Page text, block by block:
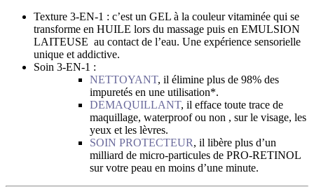
Texture 3-EN-1 : c’est un GEL à la couleur vitaminée qui se
transforme en HUILE lors du massage puis en EMULSION
LAITEUSE au contact de l’eau. Une expérience sensorielle
unique et addictive.
Soin 3-EN-1 :
NETTOYANT, il élimine plus de 98% des
impuretés en une utilisation*.
DEMAQUILLANT, il efface toute trace de
maquillage, waterproof ou non , sur le visage, les
yeux et les lèvres.
SOIN PROTECTEUR, il libère plus d’un
milliard de micro-particules de PRO-RETINOL
sur votre peau en moins d’une minute.